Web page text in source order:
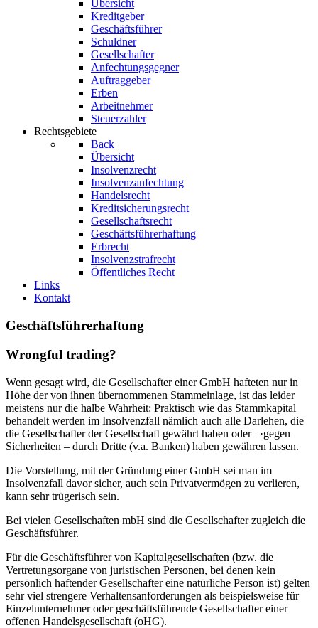
Übersicht
Kreditgeber
Geschäftsführer
Schuldner
Gesellschafter
Anfechtungsgegner
Auftraggeber
Erben
Arbeitnehmer
Steuerzahler
Rechtsgebiete
Back
Übersicht
Insolvenzrecht
Insolvenzanfechtung
Handelsrecht
Kreditsicherungsrecht
Gesellschaftsrecht
Geschäftsführerhaftung
Erbrecht
Insolvenzstrafrecht
Öffentliches Recht
Links
Kontakt
Geschäftsführerhaftung
Wrongful trading?
Wenn gesagt wird, die Gesellschafter einer GmbH hafteten nur in
Höhe der von ihnen übernommenen Stammeinlage, ist das leider
meistens nur die halbe Wahrheit: Praktisch wie das Stammkapital
behandelt werden im Insolvenzfall nämlich auch alle Darlehen, die
die Gesellschafter der Gesellschaft gewährt haben oder –·gegen
Sicherheiten – durch Dritte (v.a. Banken) haben gewähren lassen.
Die Vorstellung, mit der Gründung einer GmbH sei man im
Insolvenzfall davor sicher, auch sein Privatvermögen zu verlieren,
kann sehr trügerisch sein.
Bei vielen Gesellschaften mbH sind die Gesellschafter zugleich die
Geschäftsführer.
Für die Geschäftsführer von Kapitalgesellschaften (bzw. die
Vertretungsorgane von juristischen Personen, bei denen kein
persönlich haftender Gesellschafter eine natürliche Person ist) gelten
sehr viel strengere Verhaltensanforderungen als beispielsweise für
Einzelunternehmer oder geschäftsführende Gesellschafter einer
offenen Handelsgesellschaft (oHG).